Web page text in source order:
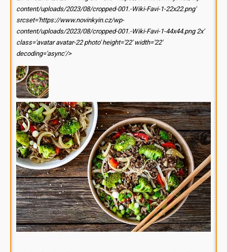
content/uploads/2023/08/cropped-001.-Wiki-Favi-1-22x22.png'
srcset='https://www.novinkyin.cz/wp-
content/uploads/2023/08/cropped-001.-Wiki-Favi-1-44x44.png 2x'
class='avatar avatar-22 photo' height='22' width='22'
decoding='async'/>